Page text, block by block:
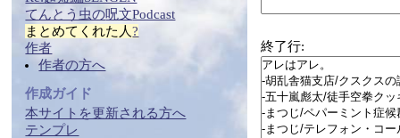
終了行:
てんとう虫の呪文Podcast
まとめてくれた人?
作者
作者の方へ
作成ガイド
本サイトを更新される方へ
テンプレ